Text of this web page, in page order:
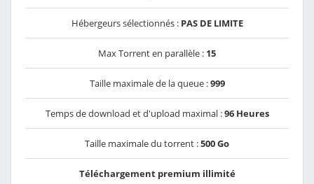
Hébergeurs sélectionnés : PAS DE LIMITE
Max Torrent en parallèle : 15
Taille maximale de la queue :999
Temps de download et d'upload maximal :96 Heures
Taille maximale du torrent :500 Go
Téléchargement premium illimité